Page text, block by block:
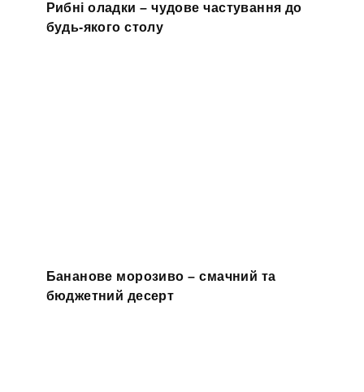
Рибні оладки – чудове частування до
будь-якого столу
Бананове морозиво – смачний та
бюджетний десерт